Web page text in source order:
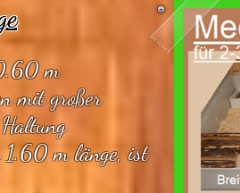
m
mit großer
1.60 m länge, ist